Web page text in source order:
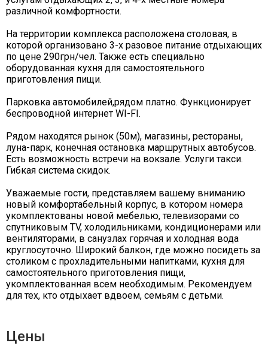
различной комфортности.
На территории комплекса расположена столовая, в
которой организовано 3-х разовое питание отдыхающих
по цене 290грн/чел. Также есть специально
оборудованная кухня для самостоятельного
приготовления пищи.
Парковка автомобилей,рядом платно. Функционирует
беспроводной интернет WI-FI.
Рядом находятся рынок (50м), магазины, рестораны,
луна-парк, конечная остановка маршрутных автобусов.
Есть возможность встречи на вокзале. Услуги такси.
Гибкая система скидок.
Уважаемые гости, представляем вашему вниманию
новый комфортабельный корпус, в котором номера
укомплектованы новой мебелью, телевизорами со
спутниковым TV, холодильниками, кондиционерами или
вентиляторами, в санузлах горячая и холодная вода
круглосуточно. Широкий балкон, где можно посидеть за
столиком с прохладительными напитками, кухня для
самостоятельного приготовления пищи,
укомплектованная всем необходимым. Рекомендуем
для тех, кто отдыхает вдвоем, семьям с детьми.
Цены